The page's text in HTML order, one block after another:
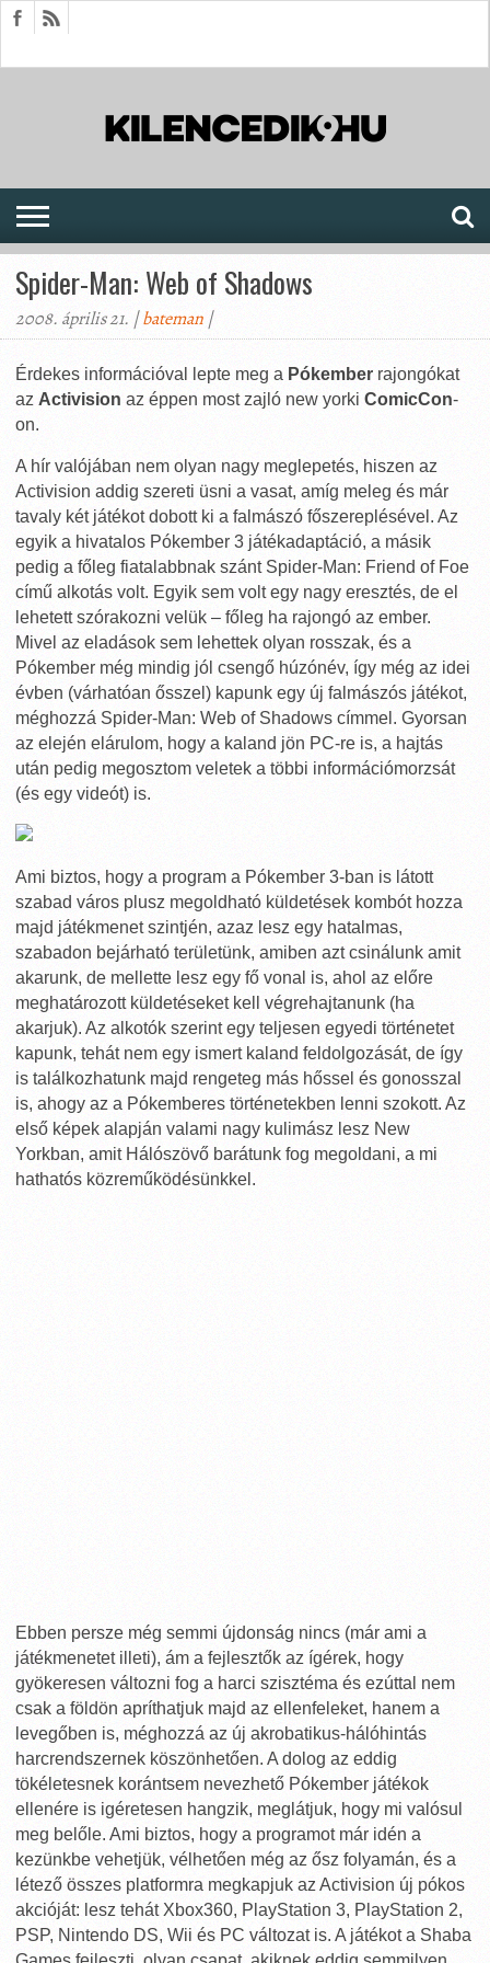
Spider-Man: Web of Shadows
2008. április 21. |bateman |
Érdekes információval lepte meg a Pókember rajongókat
az Activision az éppen most zajló new yorki ComicCon-
on.
A hír valójában nem olyan nagy meglepetés, hiszen az
Activision addig szereti üsni a vasat, amíg meleg és már
tavaly két játékot dobott ki a falmászó főszereplésével. Az
egyik a hivatalos Pókember 3 játékadaptáció, a másik
pedig a főleg fiatalabbnak szánt Spider-Man: Friend of Foe
című alkotás volt. Egyik sem volt egy nagy eresztés, de el
lehetett szórakozni velük – főleg ha rajongó az ember.
Mivel az eladások sem lehettek olyan rosszak, és a
Pókember még mindig jól csengő húzónév, így még az idei
évben (várhatóan ősszel) kapunk egy új falmászós játékot,
méghozzá Spider-Man: Web of Shadows címmel. Gyorsan
az elején elárulom, hogy a kaland jön PC-re is, a hajtás
után pedig megosztom veletek a többi információmorzsát
(és egy videót) is.
Ami biztos, hogy a program a Pókember 3-ban is látott
szabad város plusz megoldható küldetések kombót hozza
majd játékmenet szintjén, azaz lesz egy hatalmas,
szabadon bejárható területünk, amiben azt csinálunk amit
akarunk, de mellette lesz egy fő vonal is, ahol az előre
meghatározott küldetéseket kell végrehajtanunk (ha
akarjuk). Az alkotók szerint egy teljesen egyedi történetet
kapunk, tehát nem egy ismert kaland feldolgozását, de így
is találkozhatunk majd rengeteg más hőssel és gonosszal
is, ahogy az a Pókemberes történetekben lenni szokott. Az
első képek alapján valami nagy kulimász lesz New
Yorkban, amit Hálószövő barátunk fog megoldani, a mi
hathatós közreműködésünkkel.
Ebben persze még semmi újdonság nincs (már ami a
játékmenetet illeti), ám a fejlesztők az ígérek, hogy
gyökeresen változni fog a harci szisztéma és ezúttal nem
csak a földön apríthatjuk majd az ellenfeleket, hanem a
levegőben is, méghozzá az új akrobatikus-hálóhintás
harcrendszernek köszönhetően. A dolog az eddig
tökéletesnek korántsem nevezhető Pókember játékok
ellenére is igéretesen hangzik, meglátjuk, hogy mi valósul
meg belőle. Ami biztos, hogy a programot már idén a
kezünkbe vehetjük, vélhetően még az ősz folyamán, és a
létező összes platformra megkapjuk az Activision új pókos
akcióját: lesz tehát Xbox360, PlayStation 3, PlayStation 2,
PSP, Nintendo DS, Wii és PC változat is. A játékot a Shaba